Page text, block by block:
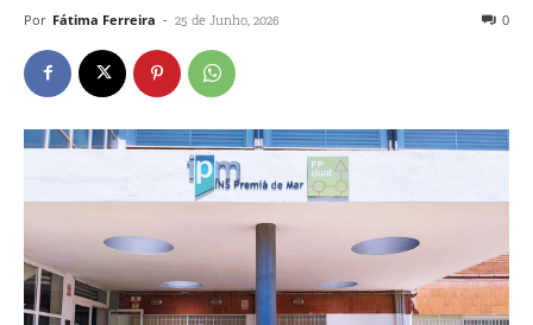
Por Fátima Ferreira - 25 de Junho, 2026 0